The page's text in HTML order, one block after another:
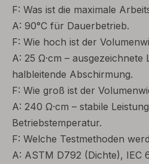
F: Was ist die maximale
A: 90°C für Dauerbetrieb.
F: Wie hoch ist der
A: 25 Ω·cm – ausgezeichnete
halbleitende Abschirmung.
F: Wie groß ist der
A: 240 Ω·cm – stabile
Betriebstemperatur.
F: Welche Testmethoden
A: ASTM D792 (Dichte), IEC